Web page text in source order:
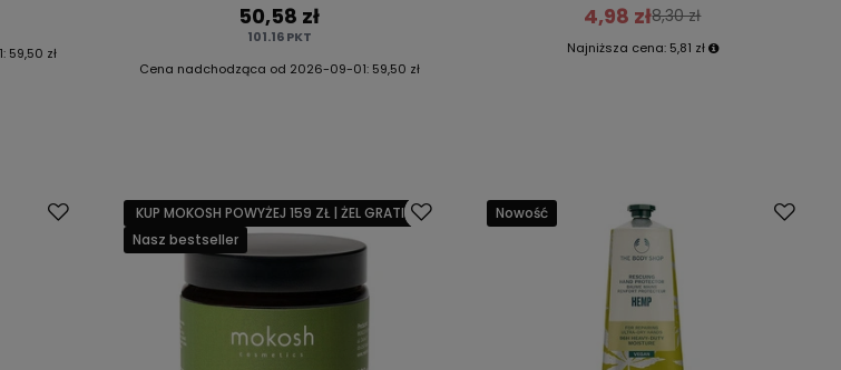
: 59,50 zł
50,58 zł
101.16PKT
Cena nadchodząca od 2026-09-01: 59,50 zł
4,98 zł8,30 zł
Najniższa cena: 5,81 zł
KUP MOKOSH POWYŻEJ 159 ZŁ | ŻEL GRATIS
Nasz bestseller
Nowość